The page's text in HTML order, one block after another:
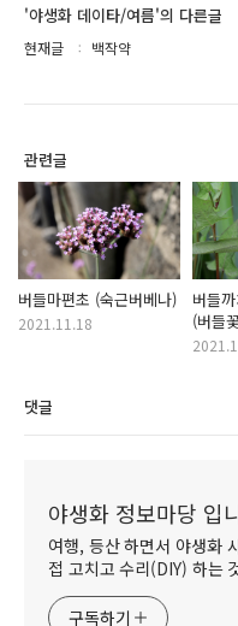
'야생화 데이타/여름'의 다른글
현재글 백작약
관련글
버들마편초 (숙근버베나)
2021.11.18
버들
(버들
댓글
야생화 정보마당 입
여행, 등산 하면서 야생화
접 고치고 수리(DIY) 하는
구독하기